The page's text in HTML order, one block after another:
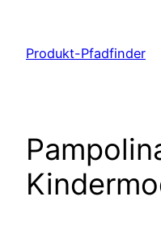
springen
Produkt-Pfadfinder